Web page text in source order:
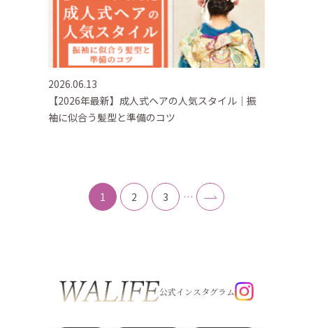
2026.06.13
【2026年最新】成人式ヘアの人気スタイル｜振
袖に似合う髪型と準備のコツ
1 2 3 …
公式インスタグラム